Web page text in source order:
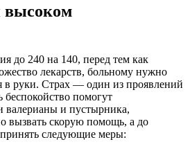
высоком
до 240 на 140, перед тем как
лекарств, больному нужно
в руки. Страх ― один из проявлений
помогут
валерианы и пустырника,
вызвать скорую помощь, а до
следующие меры: